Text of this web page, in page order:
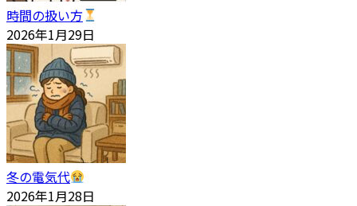
時間の扱い方
2026年1月29日
冬の電気代
2026年1月28日